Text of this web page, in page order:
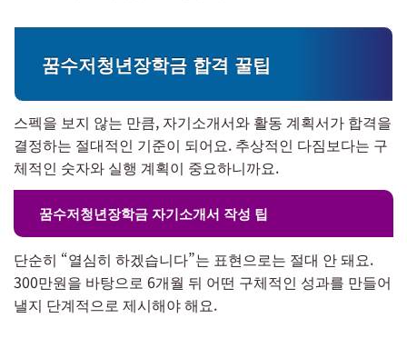
꿈수저청년장학금 합격 꿀팁
스펙을 보지 않는 만큼, 자기소개서와 활동 계획서가 합격을
결정하는 절대적인 기준이 되어요. 추상적인 다짐보다는 구
체적인 숫자와 실행 계획이 중요하니까요.
꿈수저청년장학금 자기소개서 작성 팁
단순히 “열심히 하겠습니다”는 표현으로는 절대 안 돼요.
300만원을 바탕으로 6개월 뒤 어떤 구체적인 성과를 만들어
낼지 단계적으로 제시해야 해요.